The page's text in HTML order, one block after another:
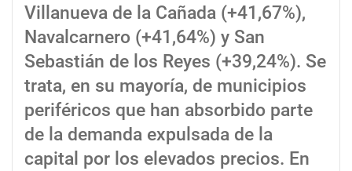
Villanueva de la Cañada (+41,67%),
Navalcarnero (+41,64%) y San
Sebastián de los Reyes (+39,24%). Se
trata, en su mayoría, de municipios
periféricos que han absorbido parte
de la demanda expulsada de la
capital por los elevados precios. En